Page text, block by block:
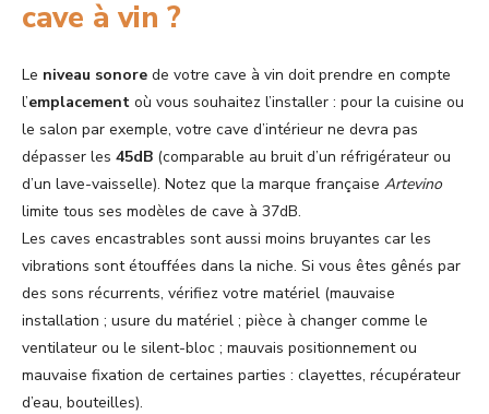
cave à vin ?
Le niveau sonore de votre cave à vin doit prendre en compte
l’emplacement où vous souhaitez l’installer : pour la cuisine ou
le salon par exemple, votre cave d’intérieur ne devra pas
dépasser les 45dB (comparable au bruit d’un réfrigérateur ou
d’un lave-vaisselle). Notez que la marque française Artevino
limite tous ses modèles de cave à 37dB.
Les caves encastrables sont aussi moins bruyantes car les
vibrations sont étouffées dans la niche. Si vous êtes gênés par
des sons récurrents, vérifiez votre matériel (mauvaise
installation ; usure du matériel ; pièce à changer comme le
ventilateur ou le silent-bloc ; mauvais positionnement ou
mauvaise fixation de certaines parties : clayettes, récupérateur
d’eau, bouteilles).